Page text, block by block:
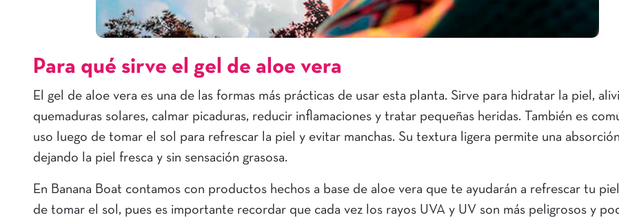
Para qué sirve el gel de aloe vera
El gel de aloe vera es una de las formas más prácticas de usar esta planta. Sirve para hidratar la piel,
quemaduras solares, calmar picaduras, reducir inflamaciones y tratar pequeñas heridas. También es
uso luego de tomar el sol para refrescar la piel y evitar manchas. Su textura ligera permite una
dejando la piel fresca y sin sensación grasosa.
En Banana Boat contamos con productos hechos a base de aloe vera que te ayudarán a refrescar tu
de tomar el sol, pues es importante recordar que cada vez los rayos UVA y UV son más peligrosos y